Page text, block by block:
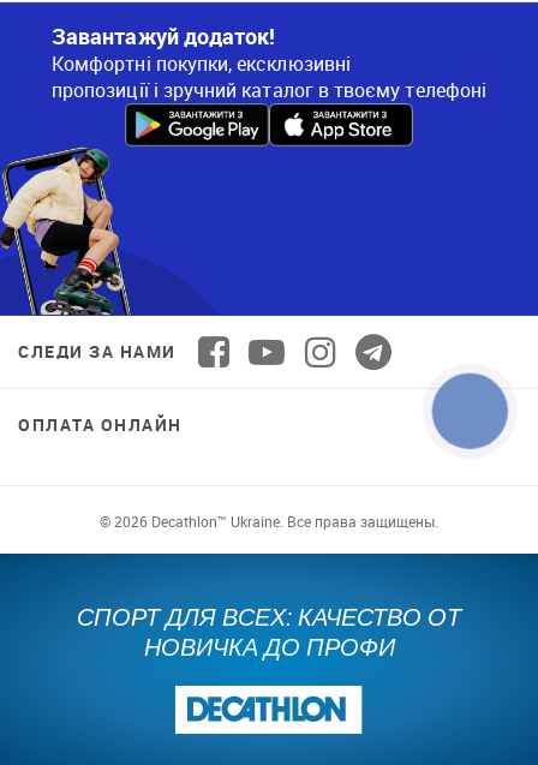
Завантажуй додаток!
Комфортні покупки, ексклюзивні
пропозиції і зручний каталог в твоєму телефоні
СЛЕДИ ЗА НАМИ
ОПЛАТА ОНЛАЙН
© 2026 Decathlon™ Ukraine. Все права защищены.
СПОРТ ДЛЯ ВСЕХ: КАЧЕСТВО ОТ
НОВИЧКА ДО ПРОФИ